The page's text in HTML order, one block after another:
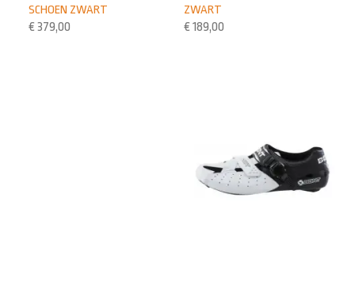
ZWART
€ 189,00
SCHOEN ZWART
€ 379,00